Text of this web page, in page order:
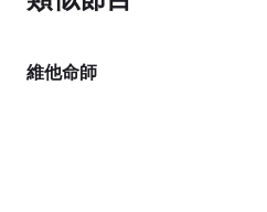
維他命師